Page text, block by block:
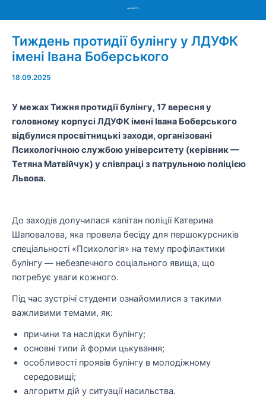
Menu
Тиждень протидії булінгу у ЛДУФК
імені Івана Боберського
18.09.2025
У межах Тижня протидіїбулінгу, 17 вересня у
головному корпусі ЛДУФК імені Івана Боберського
відбулися просвітницькі заходи, організовані
Психологічною службою університету (керівник —
Тетяна Матвійчук) у співпраці з патрульною поліцією
Львова.
До заходів долучилася капітан поліції Катерина
Шаповалова, яка провела бесіду для першокурсників
спеціальності «Психологія» на тему профілактики
булінгу — небезпечного соціального явища, що
потребує уваги кожного.
Під час зустрічі студенти ознайомилися з такими
важливими темами, як:
причини та наслідки булінгу;
основні типи й форми цькування;
особливості проявів булінгу в молодіжному
середовищі;
алгоритм дій у ситуації насильства.